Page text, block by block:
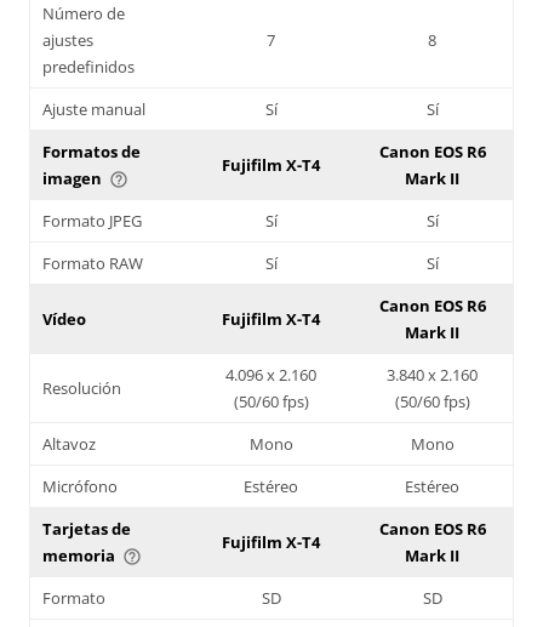
Número de
ajustes
predefinidos
7 8
Ajuste manual Sí
Sí
Formatos de
imagen help_outline
Fujifilm X-T4
Canon EOS R6
Mark II
Formato JPEG
Sí
Sí
Formato RAW
Sí Sí
Vídeo Fujifilm X-T4
Canon EOS R6
Mark II
Resolución
4.096 x 2.160
(50/60 fps)
3.840 x 2.160
(50/60 fps)
Altavoz
Mono
Mono
Micrófono
Estéreo
Estéreo
Tarjetas de
memoria help_outline
Fujifilm X-T4
Canon EOS R6
Mark II
Formato
SD
SD